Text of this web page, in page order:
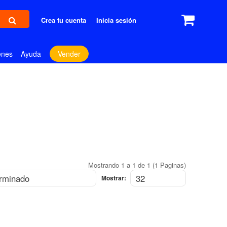
Crea tu cuenta Inicia sesión
Ayuda Vender
Mostrando 1 a 1 de 1 (1 Paginas)
Mostrar: